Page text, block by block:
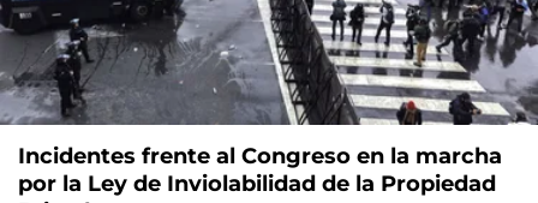
Incidentes frente al Congreso en la marcha
por la Ley de Inviolabilidad de la Propiedad